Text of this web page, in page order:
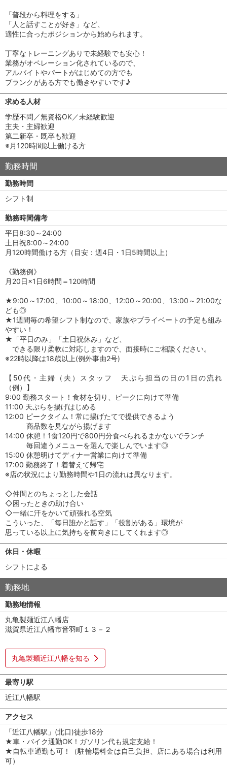
「普段から料理をする」
「人と話すことが好き」など、
適性に合ったポジションから始められます。
丁寧なトレーニングありで未経験でも安心！
業務がオペレーション化されているので、
アルバイトやパートがはじめての方でも
ブランクがある方でも働きやすいです♪
求める人材
学歴不問／無資格OK／未経験歓迎
主夫・主婦歓迎
第二新卒・既卒も歓迎
※月120時間以上働ける方
勤務時間
勤務時間
シフト制
勤務時間備考
平日8:30～24:00
土日祝8:00～24:00
月120時間働ける方（目安：週4日・1日5時間以上）
《勤務例》
月20日×1日6時間＝120時間
★9:00～17:00、10:00～18:00、12:00～20:00、13:00～21:00な
ども◎
★1週間毎の希望シフト制なので、家族やプライベートの予定も組み
やすい！
★「平日のみ」「土日祝休み」など、
できる限り柔軟に対応しますので、面接時にご相談ください。
※22時以降は18歳以上(例外事由2号)
【50代・主婦（夫）スタッフ 天ぷら担当の日の1日の流れ
（例）】
9:00 勤務スタート！食材を切り、ピークに向けて準備
11:00 天ぷらを揚げはじめる
12:00 ピークタイム！常に揚げたてで提供できるよう
商品数を見ながら揚げます
14:00 休憩！1食120円で800円分食べられるまかないでランチ
毎回違うメニューを選んで楽しんでいます◎
15:00 休憩明けてディナー営業に向けて準備
17:00 勤務終了！着替えて帰宅
※店の状況により勤務時間や1日の流れは異なります。
◇仲間とのちょっとした会話
◇困ったときの助け合い
◇一緒に汗をかいて頑張れる空気
こういった、「毎日誰かと話す」「役割がある」環境が
思っている以上に気持ちを前向きにしてくれます◎
休日・休暇
シフトによる
勤務地
勤務地情報
丸亀製麺近江八幡店
滋賀県近江八幡市音羽町１３－２
丸亀製麺近江八幡を知る
最寄り駅
近江八幡駅
アクセス
「近江八幡駅」(北口)徒歩18分
★車・バイク通勤OK！ガソリン代も規定支給！
★自転車通勤も可！（駐輪場料金は自己負担、店にある場合は利用
可）